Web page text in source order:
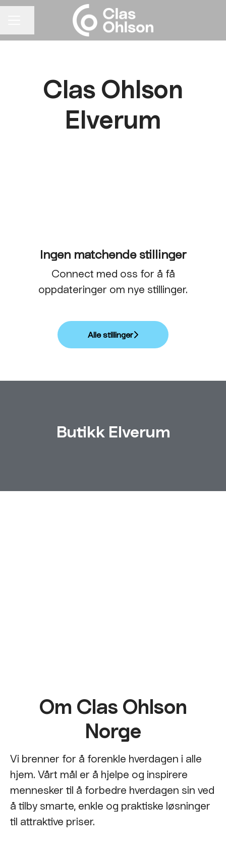
Clas Ohlson
Elverum
Ingen matchende stillinger
Connect med oss for å få
oppdateringer om nye stillinger.
Alle stillinger
Butikk Elverum
Om Clas Ohlson
Norge
Vi brenner for å forenkle hverdagen i alle
hjem. Vårt mål er å hjelpe og inspirere
mennesker til å forbedre hverdagen sin ved
å tilby smarte, enkle og praktiske løsninger
til attraktive priser.